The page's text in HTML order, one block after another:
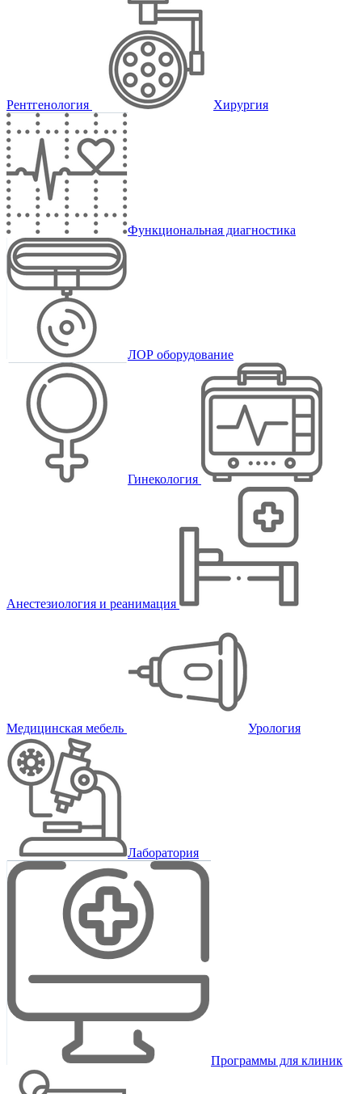
Рентгенология Хирургия
Функциональная диагностика
ЛОР оборудование
Гинекология
Анестезиология и реанимация
Медицинская мебель Урология
Лаборатория
Программы для клиник